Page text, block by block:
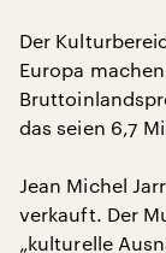
Der
Europa
das seien 6,7
Jean Michel
verkauft. Der
„kulturelle